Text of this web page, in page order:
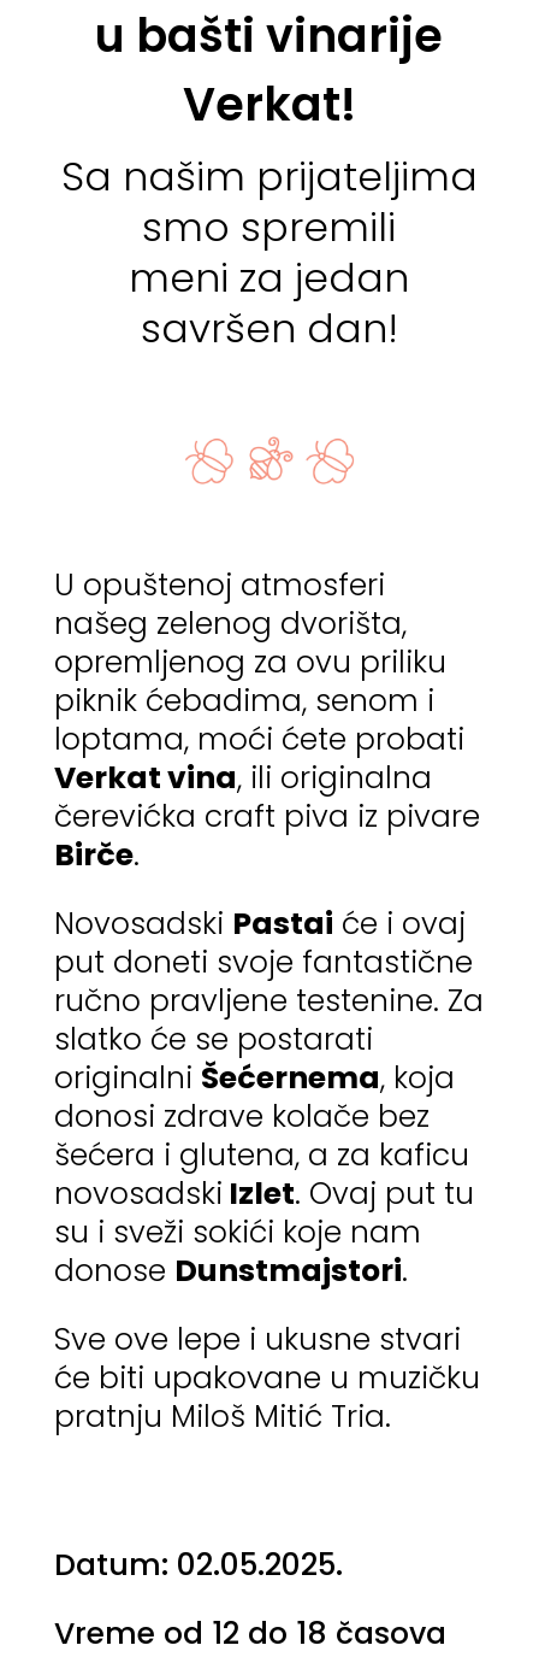
u bašti vinarije
Verkat!
Sa našim prijateljima
smo spremili
meni za jedan
savršen dan!
U opuštenoj atmosferi
našeg zelenog dvorišta,
opremljenog za ovu priliku
piknik ćebadima, senom i
loptama, moći ćete probati
Verkat vina, ili originalna
čerevićka craft piva iz pivare
Birče.
Novosadski Pastai će i ovaj
put doneti svoje fantastične
ručno pravljene testenine. Za
slatko će se postarati
originalni Šećernema, koja
donosi zdrave kolače bez
šećera i glutena, a za kaficu
novosadski Izlet. Ovaj put tu
su i sveži sokići koje nam
donose Dunstmajstori.
Sve ove lepe i ukusne stvari
će biti upakovane u muzičku
pratnju Miloš Mitić Tria.
Datum: 02.05.2025.
Vreme od 12 do 18 časova